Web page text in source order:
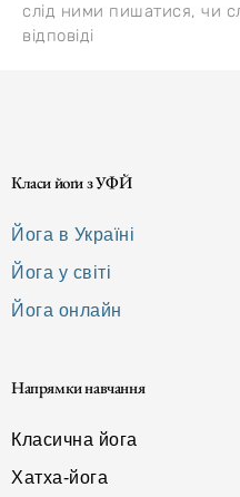
слід ними пишатися, чи
відповіді
Класи йоґи з УФЙ
Йога в Україні
Йога у світі
Йога онлайн
Напрямки навчання
Класична йога
Хатха-йога